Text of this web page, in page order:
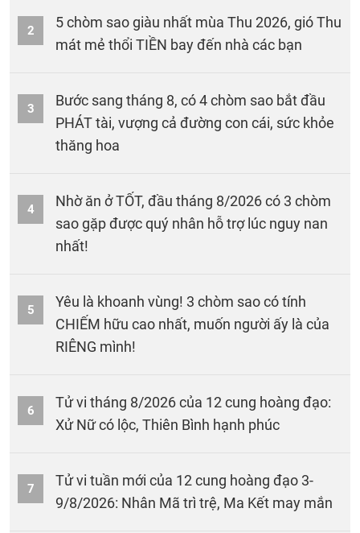
2
5 chòm sao giàu nhất mùa Thu 2026, gió Thu
mát mẻ thổi TIỀN bay đến nhà các bạn
3
Bước sang tháng 8, có 4 chòm sao bắt đầu
PHÁT tài, vượng cả đường con cái, sức khỏe
thăng hoa
4
Nhờ ăn ở TỐT, đầu tháng 8/2026 có 3 chòm
sao gặp được quý nhân hỗ trợ lúc nguy nan
nhất!
5
Yêu là khoanh vùng! 3 chòm sao có tính
CHIẾM hữu cao nhất, muốn người ấy là của
RIÊNG mình!
6
Tử vi tháng 8/2026 của 12 cung hoàng đạo:
Xử Nữ có lộc, Thiên Bình hạnh phúc
7
Tử vi tuần mới của 12 cung hoàng đạo 3-
9/8/2026: Nhân Mã trì trệ, Ma Kết may mắn